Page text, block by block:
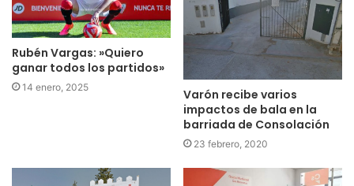
Rubén Vargas: »Quiero
ganar todos los partidos»
14 enero, 2025
Varón recibe varios
impactos de bala en la
barriada de Consolación
23 febrero, 2020